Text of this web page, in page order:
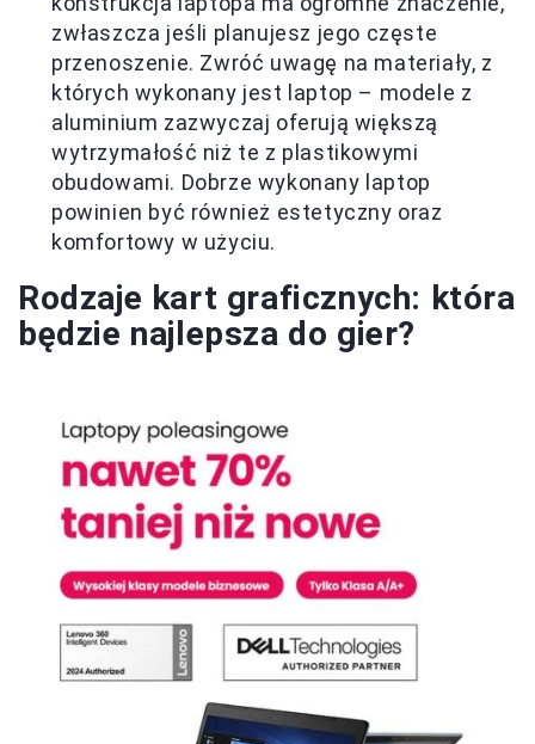
zwłaszcza jeśli planujesz jego częste
przenoszenie. Zwróć uwagę na materiały, z
których wykonany jest laptop – modele z
aluminium zazwyczaj oferują większą
wytrzymałość niż te z plastikowymi
obudowami. Dobrze wykonany laptop
powinien być również estetyczny oraz
komfortowy w użyciu.
Rodzaje kart graficznych: która
będzie najlepsza do gier?